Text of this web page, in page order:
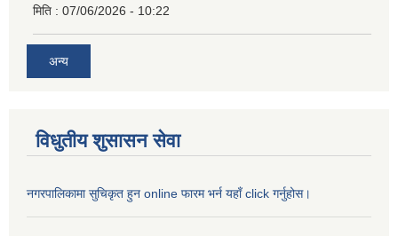
मिति : 07/06/2026 - 10:22
अन्य
विधुतीय शुसासन सेवा
नगरपालिकामा सुचिकृत हुन online फारम भर्न यहाँ click गर्नुहोस।